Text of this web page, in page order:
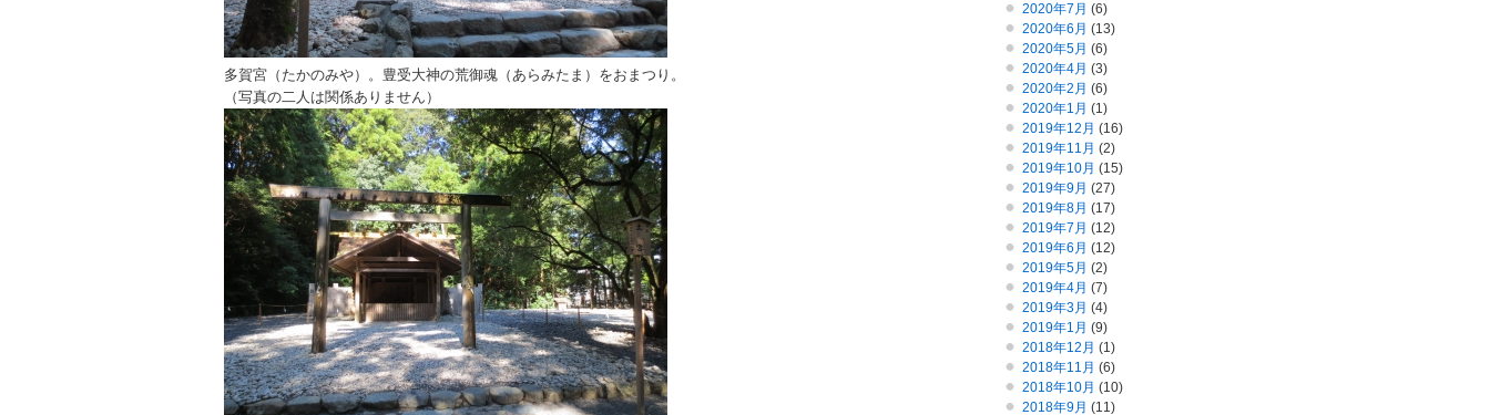
多賀宮（たかのみや）。豊受大神の荒御魂（あらみたま）をおまつり。
（写真の二人は関係ありません）
2020年7月 (6)
2020年6月 (13)
2020年5月 (6)
2020年4月 (3)
2020年2月 (6)
2020年1月 (1)
2019年12月 (16)
2019年11月 (2)
2019年10月 (15)
2019年9月 (27)
2019年8月 (17)
2019年7月 (12)
2019年6月 (12)
2019年5月 (2)
2019年4月 (7)
2019年3月 (4)
2019年1月 (9)
2018年12月 (1)
2018年11月 (6)
2018年10月 (10)
2018年9月 (11)